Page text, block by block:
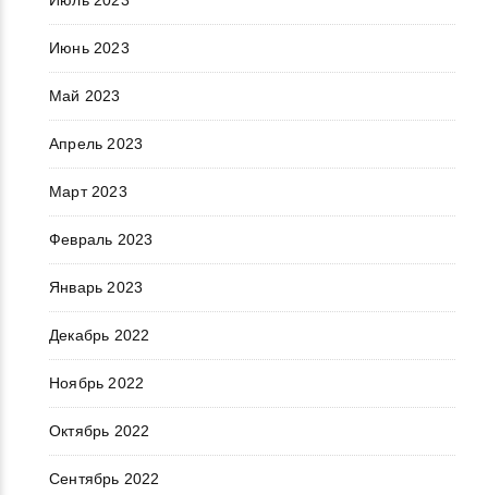
Июнь 2023
Май 2023
Апрель 2023
Март 2023
Февраль 2023
Январь 2023
Декабрь 2022
Ноябрь 2022
Октябрь 2022
Сентябрь 2022